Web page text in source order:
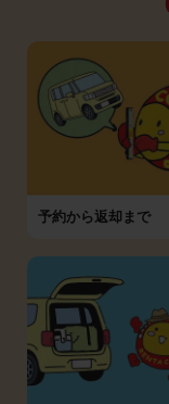
予約から返却まで